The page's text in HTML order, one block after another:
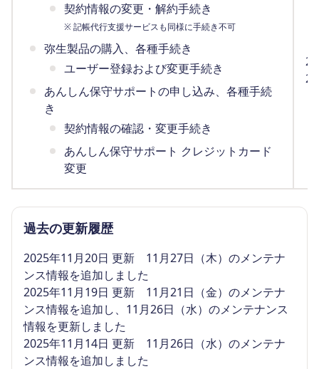
契約情報の変更・解約手続き
※ 記帳代行支援サービスも同様に手続き不可
弥生製品の購入、各種手続き
ユーザー登録および変更手続き
あんしん保守サポートの申し込み、各種手続
き
契約情報の確認・変更手続き
あんしん保守サポート クレジットカード
変更
過去の更新履歴
2025年11月20日 更新 11月27日（木）のメンテナ
ンス情報を追加しました
2025年11月19日 更新 11月21日（金）のメンテナ
ンス情報を追加し、11月26日（水）のメンテナンス
情報を更新しました
2025年11月14日 更新 11月26日（水）のメンテナ
ンス情報を追加しました